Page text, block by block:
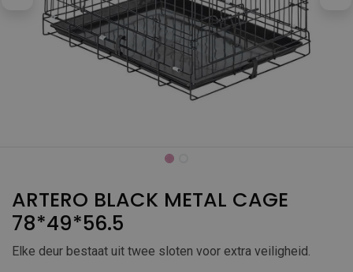
ARTERO BLACK METAL CAGE
78*49*56.5
Elke deur bestaat uit twee sloten voor extra veiligheid.